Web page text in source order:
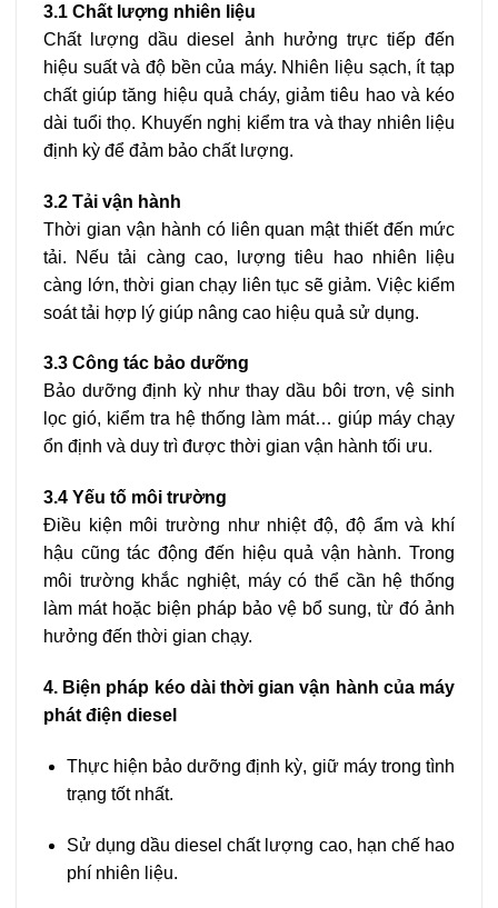
3.1 Chất lượng nhiên liệu
Chất lượng dầu diesel ảnh hưởng trực tiếp đến
hiệu suất và độ bền của máy. Nhiên liệu sạch, ít tạp
chất giúp tăng hiệu quả cháy, giảm tiêu hao và kéo
dài tuổi thọ. Khuyến nghị kiểm tra và thay nhiên liệu
định kỳ để đảm bảo chất lượng.
3.2 Tải vận hành
Thời gian vận hành có liên quan mật thiết đến mức
tải. Nếu tải càng cao, lượng tiêu hao nhiên liệu
càng lớn, thời gian chạy liên tục sẽ giảm. Việc kiểm
soát tải hợp lý giúp nâng cao hiệu quả sử dụng.
3.3 Công tác bảo dưỡng
Bảo dưỡng định kỳ như thay dầu bôi trơn, vệ sinh
lọc gió, kiểm tra hệ thống làm mát… giúp máy chạy
ổn định và duy trì được thời gian vận hành tối ưu.
3.4 Yếu tố môi trường
Điều kiện môi trường như nhiệt độ, độ ẩm và khí
hậu cũng tác động đến hiệu quả vận hành. Trong
môi trường khắc nghiệt, máy có thể cần hệ thống
làm mát hoặc biện pháp bảo vệ bổ sung, từ đó ảnh
hưởng đến thời gian chạy.
4. Biện pháp kéo dài thời gian vận hành của máy
phát điện diesel
Thực hiện bảo dưỡng định kỳ, giữ máy trong tình
trạng tốt nhất.
Sử dụng dầu diesel chất lượng cao, hạn chế hao
phí nhiên liệu.